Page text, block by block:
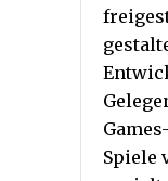
Spiele